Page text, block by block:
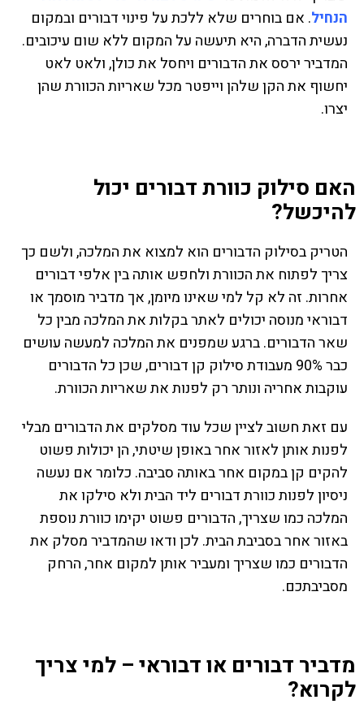
הנחיל. אם בוחרים שלא ללכת על פינוי דבורים ובמקום
נעשית הדברה, היא תיעשה על המקום ללא שום עיכובים.
המדביר ירסס את הדבורים ויחסל את כולן, ולאט לאט
יחשוף את הקן שלהן וייפטר מכל שאריות הכוורת שהן
יצרו.
האם סילוק כוורת דבורים יכול
להיכשל?
הטריק בסילוק הדבורים הוא למצוא את המלכה, ולשם כך
צריך לפתוח את הכוורת ולחפש אותה בין אלפי דבורים
אחרות. זה לא קל למי שאינו מיומן, אך מדביר מוסמך או
דבוראי מנוסה יכולים לאתר בקלות את המלכה מבין כל
שאר הדבורים. ברגע שמפנים את המלכה למעשה עושים
כבר 90% מעבודת סילוק קן דבורים, שכן כל הדבורים
עוקבות אחריה ונותר רק לפנות את שאריות הכוורת.
עם זאת חשוב לציין שכל עוד מסלקים את הדבורים מבלי
לפנות אותן לאזור אחר באופן שיטתי, הן יכולות פשוט
להקים קן במקום אחר באותה סביבה. כלומר אם נעשה
ניסיון לפנות כוורת דבורים ליד הבית ולא סילקו את
המלכה כמו שצריך, הדבורים פשוט יקימו כוורת נוספת
באזור אחר בסביבת הבית. לכן ודאו שהמדביר מסלק את
הדבורים כמו שצריך ומעביר אותן למקום אחר, הרחק
מסביבתכם.
מדביר דבורים או דבוראי – למי צריך
לקרוא?